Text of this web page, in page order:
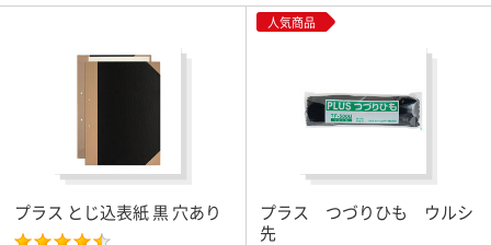
プラス とじ込表紙 黒 穴あり
人気商品
プラス つづりひも ウルシ
先